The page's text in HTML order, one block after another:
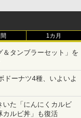
1カ月
タンブラーセット」を
ドーナツ4種、いよいよ
いた「にんにくカルビ
カルビ丼」も復活